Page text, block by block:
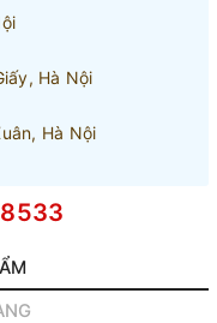
Hà Nội
Hà Nội